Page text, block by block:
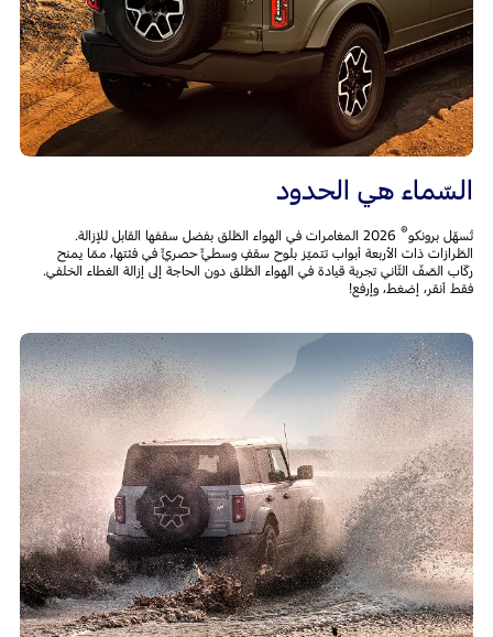
السّماء هي الحدود
تُسهّل برونكو®
2026 المغامرات في الهواء الطّلق بفضل سقفها القابل للإزالة.
الطّرازات ذات الأربعة أبواب تتميّز بلوح سقفٍ وسطيٍّ حصريٍّ في فئتها، ممّا يمنح
ركّاب الصّفّ الثّاني تجربة قيادة في الهواء الطّلق دون الحاجة إلى إزالة الغطاء الخلفي.
فقط أنقر، إضغط، وإرفع!